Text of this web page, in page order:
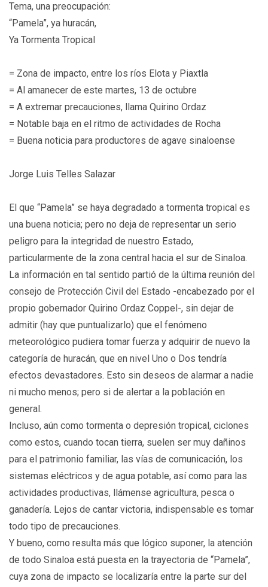
Tema, una preocupación:
“Pamela”, ya huracán,
Ya Tormenta Tropical
= Zona de impacto, entre los ríos Elota y Piaxtla
= Al amanecer de este martes, 13 de octubre
= A extremar precauciones, llama Quirino Ordaz
= Notable baja en el ritmo de actividades de Rocha
= Buena noticia para productores de agave sinaloense
Jorge Luis Telles Salazar
El que “Pamela” se haya degradado a tormenta tropical es
una buena noticia; pero no deja de representar un serio
peligro para la integridad de nuestro Estado,
particularmente de la zona central hacia el sur de Sinaloa.
La información en tal sentido partió de la última reunión del
consejo de Protección Civil del Estado -encabezado por el
propio gobernador Quirino Ordaz Coppel-, sin dejar de
admitir (hay que puntualizarlo) que el fenómeno
meteorológico pudiera tomar fuerza y adquirir de nuevo la
categoría de huracán, que en nivel Uno o Dos tendría
efectos devastadores. Esto sin deseos de alarmar a nadie
ni mucho menos; pero si de alertar a la población en
general.
Incluso, aún como tormenta o depresión tropical, ciclones
como estos, cuando tocan tierra, suelen ser muy dañinos
para el patrimonio familiar, las vías de comunicación, los
sistemas eléctricos y de agua potable, así como para las
actividades productivas, llámense agricultura, pesca o
ganadería. Lejos de cantar victoria, indispensable es tomar
todo tipo de precauciones.
Y bueno, como resulta más que lógico suponer, la atención
de todo Sinaloa está puesta en la trayectoria de “Pamela”,
cuya zona de impacto se localizaría entre la parte sur del